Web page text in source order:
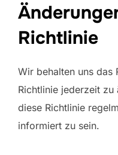
Richtlinie
Wir behalten uns das
Richtlinie jederzeit
diese Richtlinie
informiert zu sein.